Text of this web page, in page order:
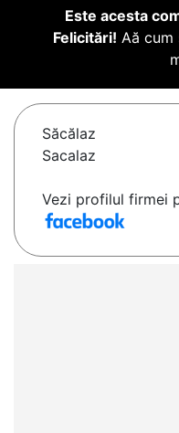
Este acesta
Felicitări! Aă cum
Săcălaz
Sacalaz
Vezi profilul firmei